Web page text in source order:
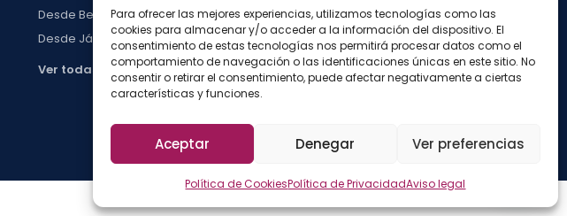
Para ofrecer las mejores experiencias, utilizamos tecnologías como las
cookies para almacenar y/o acceder a la información del dispositivo. El
consentimiento de estas tecnologías nos permitirá procesar datos como el
comportamiento de navegación o las identificaciones únicas en este sitio. No
consentir o retirar el consentimiento, puede afectar negativamente a ciertas
características y funciones.
Aceptar Denegar Ver preferencias
Política de CookiesPolítica de PrivacidadAviso legal
Desde Benidorm
Desde Jávea
Ver todas →
Con niños
Preguntas frecuentes
Press kit